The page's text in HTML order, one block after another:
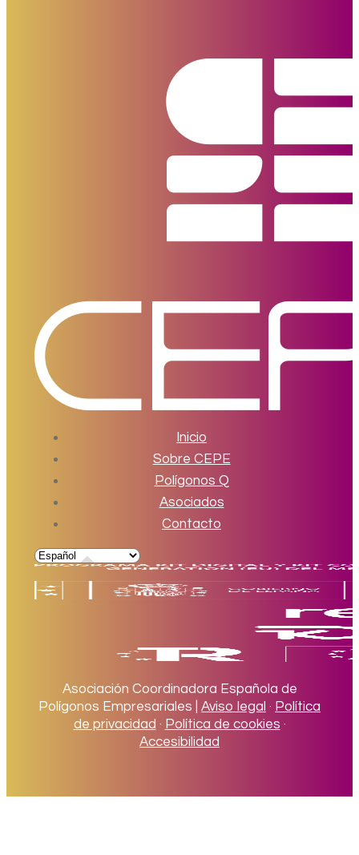
Inicio
Sobre CEPE
Polígonos Q
Asociados
Contacto
Asociación Coordinadora Española de
Polígonos Empresariales | Aviso legal · Política
de privacidad · Política de cookies ·
Accesibilidad